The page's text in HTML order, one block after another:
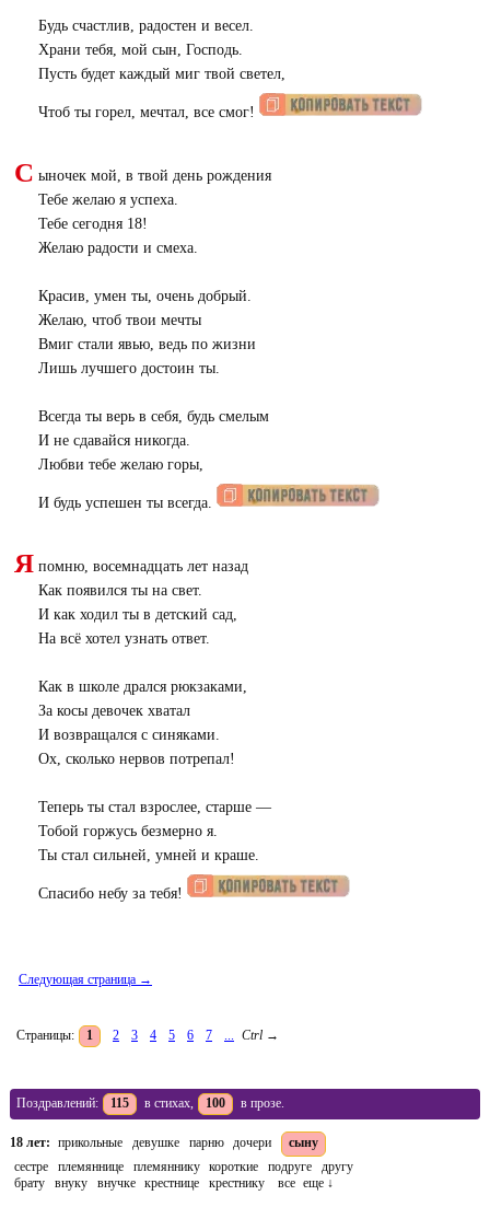
Будь счастлив, радостен и весел.
Храни тебя, мой сын, Господь.
Пусть будет каждый миг твой светел,
Чтоб ты горел, мечтал, все смог!
С ыночек мой, в твой день рождения
Тебе желаю я успеха.
Тебе сегодня 18!
Желаю радости и смеха.
Красив, умен ты, очень добрый.
Желаю, чтоб твои мечты
Вмиг стали явью, ведь по жизни
Лишь лучшего достоин ты.
Всегда ты верь в себя, будь смелым
И не сдавайся никогда.
Любви тебе желаю горы,
И будь успешен ты всегда.
Я помню, восемнадцать лет назад
Как появился ты на свет.
И как ходил ты в детский сад,
На всё хотел узнать ответ.
Как в школе дрался рюкзаками,
За косы девочек хватал
И возвращался с синяками.
Ох, сколько нервов потрепал!
Теперь ты стал взрослее, старше —
Тобой горжусь безмерно я.
Ты стал сильней, умней и краше.
Спасибо небу за тебя!
Следующая страница →
Страницы: 1 2 3 4 5 6 7 ... Ctrl →
Поздравлений: 115 в стихах, 100 в прозе.
18 лет: прикольные девушке парню дочери
сыну
сестре
племяннице племяннику короткие подруге
другу
брату
внуку внучке крестнице крестнику все еще ↓